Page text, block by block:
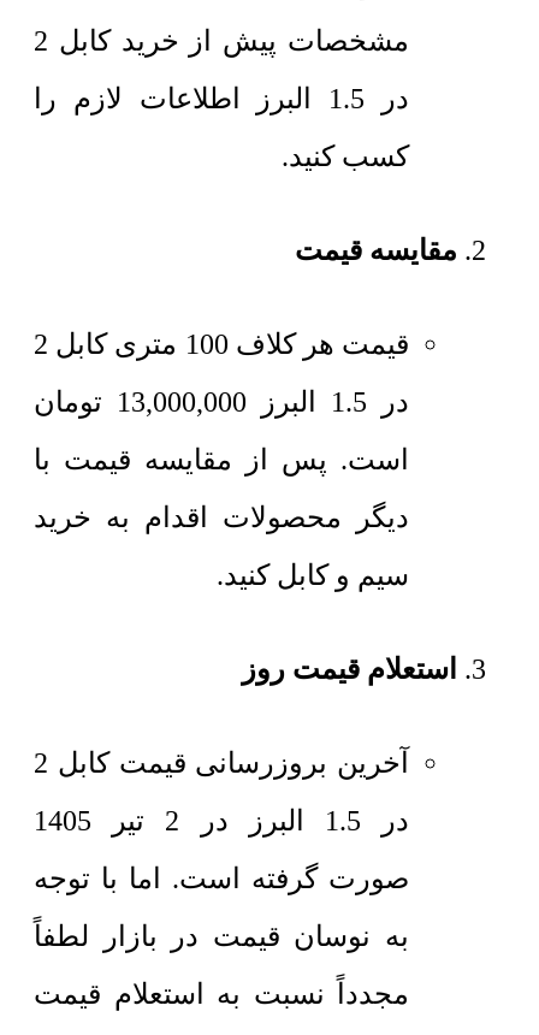
مشخصات پیش از خرید کابل 2
در 1.5 البرز اطلاعات لازم را
کسب کنید.
مقایسه قیمت
قیمت هر کلاف 100 متری
کابل 2
در 1.5 البرز
13,000,000 تومان
است. پس از مقایسه قیمت با
دیگر محصولات اقدام به خرید
سیم و کابل کنید.
استعلام قیمت روز
آخرین بروزرسانی قیمت کابل 2
در 1.5 البرز در 2 تیر 1405
صورت گرفته است. اما با توجه
به نوسان قیمت در بازار لطفاً
مجدداً نسبت به استعلام قیمت